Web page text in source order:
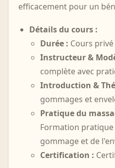
efficacement pour un
Détails du cours :
Durée : Cours
Instructeur &
complète avec
Introduction &
gommages et
Pratique du
Formation
gommage et de
Certification :